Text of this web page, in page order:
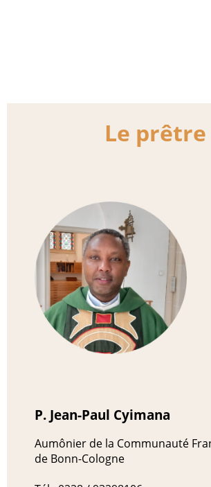
Le prêtre
P. Jean-Paul Cyimana
Aumônier de la Communauté
de Bonn-Cologne